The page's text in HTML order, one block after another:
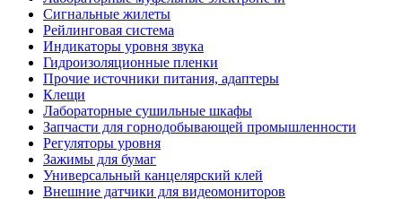
Сигнальные жилеты
Рейлинговая система
Индикаторы уровня звука
Гидроизоляционные пленки
Прочие источники питания, адаптеры
Клещи
Лабораторные сушильные шкафы
Запчасти для горнодобывающей промышленности
Регуляторы уровня
Зажимы для бумаг
Универсальный канцелярский клей
Внешние датчики для видеомониторов